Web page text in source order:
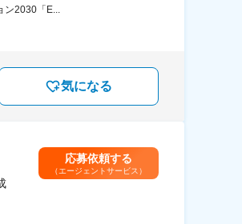
ン2030「E...
気になる
応募依頼する
（エージェントサービス）